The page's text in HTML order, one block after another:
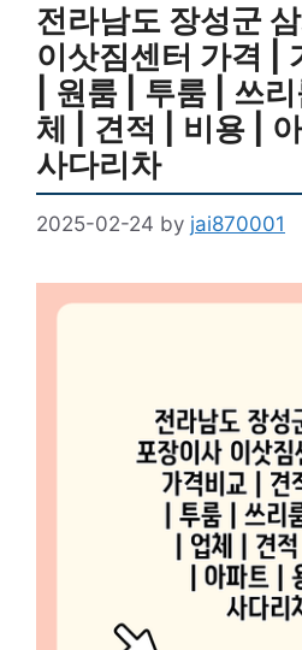
전라남도 장성군
이삿짐센터 가격 |
| 원룸 | 투룸 | 쓰
체 | 견적 | 비용 |
사다리차
2025-02-24 by jai870001